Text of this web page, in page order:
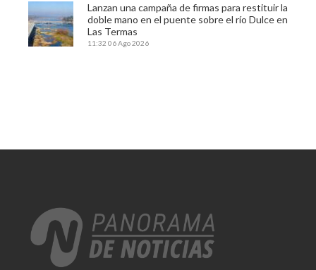
Lanzan una campaña de firmas para restituir la
doble mano en el puente sobre el río Dulce en
Las Termas
11:32 06 Ago 2026